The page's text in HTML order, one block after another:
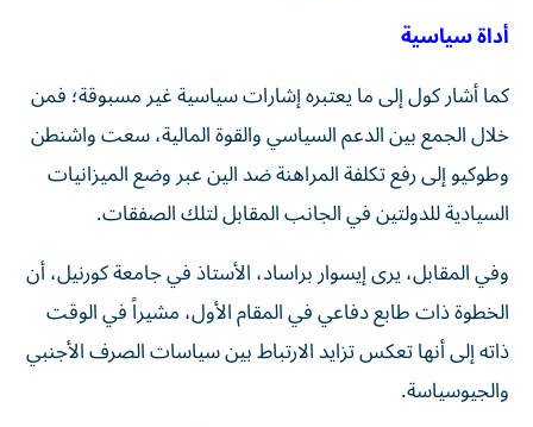
أداة سياسية
كما أشار كول إلى ما يعتبره إشارات سياسية غير مسبوقة؛ فمن
خلال الجمع بين الدعم السياسي والقوة المالية، سعت واشنطن
وطوكيو إلى رفع تكلفة المراهنة ضد الين عبر وضع الميزانيات
السيادية للدولتين في الجانب المقابل لتلك الصفقات.
وفي المقابل، يرى إيسوار براساد، الأستاذ في جامعة كورنيل، أن
الخطوة ذات طابع دفاعي في المقام الأول، مشيراً في الوقت
ذاته إلى أنها تعكس تزايد الارتباط بين سياسات الصرف الأجنبي
والجيوسياسة.